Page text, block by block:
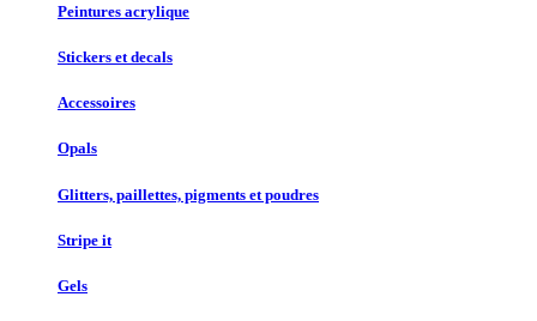
Peintures acrylique
Stickers et decals
Accessoires
Opals
Glitters, paillettes, pigments et poudres
Stripe it
Gels